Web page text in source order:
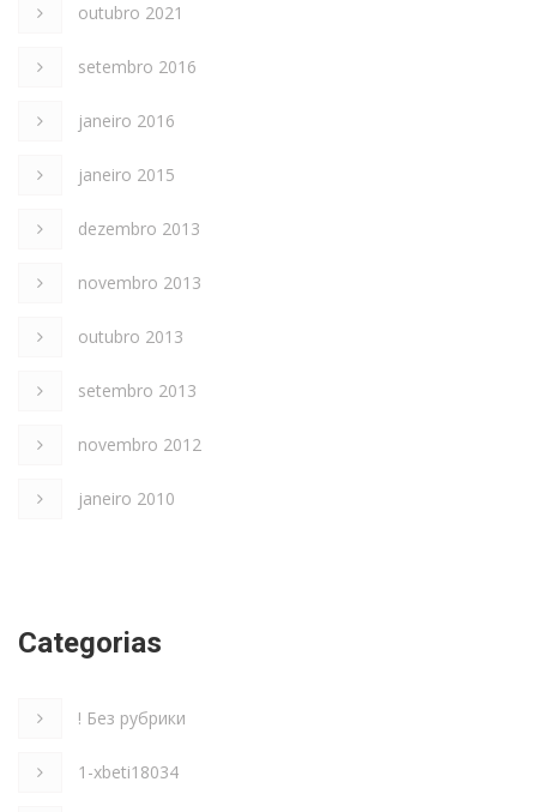
outubro 2021
setembro 2016
janeiro 2016
janeiro 2015
dezembro 2013
novembro 2013
outubro 2013
setembro 2013
novembro 2012
janeiro 2010
Categorias
! Без рубрики
1-xbeti18034